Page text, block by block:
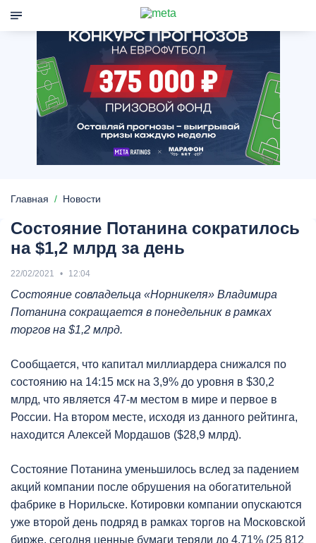
Главная Новости
Состояние Потанина сократилось
на $1,2 млрд за день
22/02/2021 12:04
Состояние совладельца «Норникеля» Владимира
Потанина сокращается в понедельник в рамках
торгов на $1,2 млрд.
Сообщается, что капитал миллиардера снижался по
состоянию на 14:15 мск на 3,9% до уровня в $30,2
млрд, что является 47-м местом в мире и первое в
России. На втором месте, исходя из данного рейтинга,
находится Алексей Мордашов ($28,9 млрд).
Состояние Потанина уменьшилось вслед за падением
акций компании после обрушения на обогатительной
фабрике в Норильске. Котировки компании опускаются
уже второй день подряд в рамках торгов на Московской
бирже, сегодня ценные бумаги теряли до 4,71% (25 812